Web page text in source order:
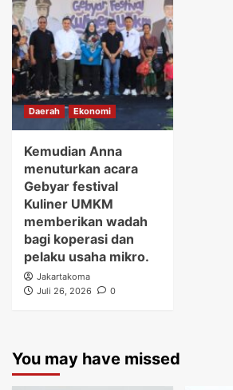
Daerah Ekonomi
Kemudian Anna
menuturkan acara
Gebyar festival
Kuliner UMKM
memberikan wadah
bagi koperasi dan
pelaku usaha mikro.
Jakartakoma
Juli 26, 2026
0
You may have missed